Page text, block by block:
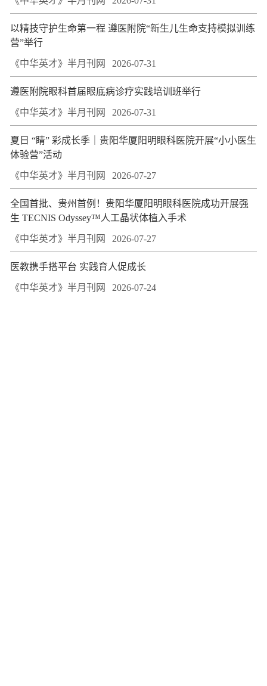
以精技守护生命第一程 遵医附院“新生儿生命支持模拟训练
营”举行
《中华英才》半月刊网 2026-07-31
遵医附院眼科首届眼底病诊疗实践培训班举行
《中华英才》半月刊网 2026-07-31
夏日 “睛” 彩成长季｜贵阳华厦阳明眼科医院开展“小小医生
体验营”活动
《中华英才》半月刊网 2026-07-27
全国首批、贵州首例！贵阳华厦阳明眼科医院成功开展强
生 TECNIS Odyssey™人工晶状体植入手术
《中华英才》半月刊网 2026-07-27
医教携手搭平台 实践育人促成长
《中华英才》半月刊网 2026-07-24